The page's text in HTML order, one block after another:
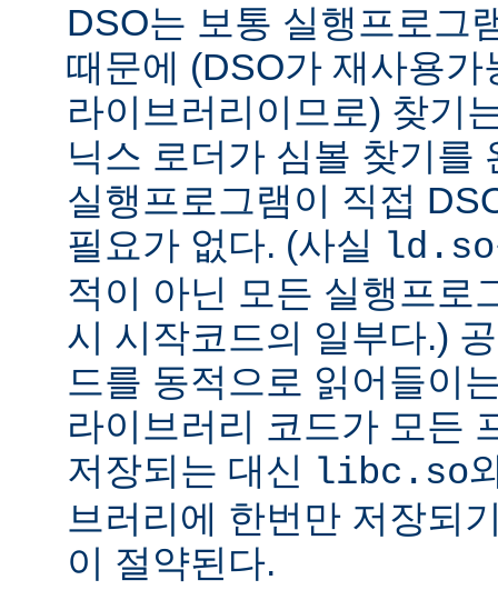
DSO는 보통 실행프로그
때문에 (DSO가 재사용
라이브러리이므로) 찾기
닉스 로더가 심볼 찾기를
실행프로그램이 직접
필요가 없다. (사실
ld.so
적이 아닌 모든 실행프로
시 시작코드의 일부다.)
드를 동적으로 읽어들이
라이브러리 코드가 모든
저장되는 대신
libc.so
브러리에 한번만 저장되
이 절약된다.